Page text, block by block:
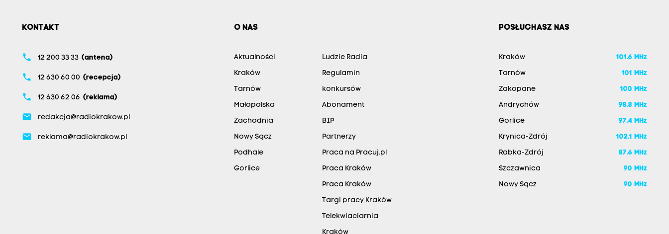
KONTAKT
phone 12 200 33 33 (antena)
phone 12 630 60 00 (recepcja)
phone 12 630 62 06 (reklama)
email redakcja@radiokrakow.pl
email reklama@radiokrakow.pl
O NAS
Aktualności
Kraków
Tarnów
Małopolska
Zachodnia
Nowy Sącz
Podhale
Gorlice
Ludzie Radia
Regulamin
konkursów
Abonament
BIP
Partnerzy
Praca na Pracuj.pl
Praca Kraków
Praca Kraków
Targi pracy Kraków
Telekwiaciarnia
Kraków
POSŁUCHASZ NAS
Kraków 101.6 MHz
Tarnów 101 MHz
Zakopane 100 MHz
Andrychów 98.8 MHz
Gorlice 97.4 MHz
Krynica-Zdrój 102.1 MHz
Rabka-Zdrój 87.6 MHz
Szczawnica 90 MHz
Nowy Sącz 90 MHz